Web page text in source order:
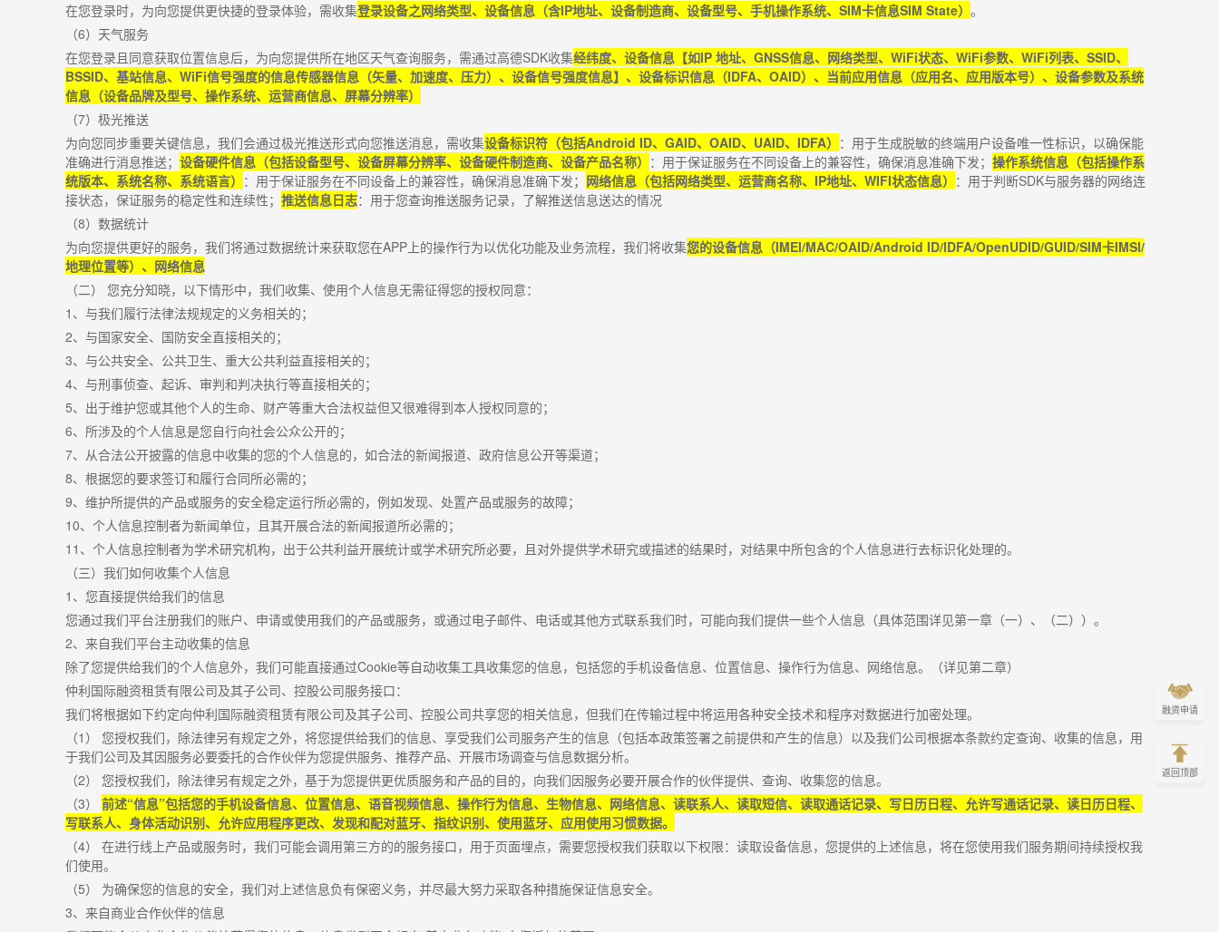
在您登录时，为向您提供更快捷的登录体验，需收集登录设备之网络类型、设备信息（含IP地址、设备制造商、设备型号、手机操作系统、 SIM卡信息SIM State） 。
（6）天气服务
在您登录且同意获取位置信息后，为向您提供所在地区天气查询服务，需通过高德SDK收集经纬度、设备信息【如IP 地址、 GNSS信息、网络类型、 WiFi状态、 WiFi参数、 WiFi列表、 SSID、
BSSID、基站信息、 WiFi信号强度的信息传感器信息（矢量、加速度、压力）、设备信号强度信息】、设备标识信息（IDFA、 OAID）、当前应用信息（应用名、应用版本号）、设备参数及系统
信息（设备品牌及型号、操作系统、运营商信息、屏幕分辨率）
（7）极光推送
为向您同步重要关键信息，我们会通过极光推送形式向您推送消息，需收集设备标识符（包括Android ID、 GAID、 OAID、 UAID、 IDFA） ：用于生成脱敏的终端用户设备唯一性标识，以确保能
准确进行消息推送； 设备硬件信息（包括设备型号、设备屏幕分辨率、设备硬件制造商、设备产品名称） ：用于保证服务在不同设备上的兼容性，确保消息准确下发； 操作系统信息（包括操作系
统版本、系统名称、系统语言） ：用于保证服务在不同设备上的兼容性，确保消息准确下发； 网络信息（包括网络类型、运营商名称、 IP地址、 WIFI状态信息） ：用于判断SDK与服务器的网络连
接状态，保证服务的稳定性和连续性； 推送信息日志：用于您查询推送服务记录，了解推送信息送达的情况
（8）数据统计
为向您提供更好的服务，我们将通过数据统计来获取您在APP 上的操作行为以优化功能及业务流程，我们将收集您的设备信息（IMEI/MAC/OAID/Android ID/IDFA/OpenUDID/GUID/SIM卡IMSI/
地理位置等）、网络信息
（二） 您充分知晓，以下情形中，我们收集、使用个人信息无需征得您的授权同意：
1 、与我们履行法律法规规定的义务相关的；
2、与国家安全、国防安全直接相关的；
3、与公共安全、公共卫生、重大公共利益直接相关的；
4、与刑事侦查、起诉、审判和判决执行等直接相关的；
5、出于维护您或其他个人的生命、财产等重大合法权益但又很难得到本人授权同意的；
6、所涉及的个人信息是您自行向社会公众公开的；
7、从合法公开披露的信息中收集的您的个人信息的，如合法的新闻报道、政府信息公开等渠道；
8、根据您的要求签订和履行合同所必需的；
9、维护所提供的产品或服务的安全稳定运行所必需的，例如发现、处置产品或服务的故障；
10、个人信息控制者为新闻单位，且其开展合法的新闻报道所必需的；
11 、个人信息控制者为学术研究机构，出于公共利益开展统计或学术研究所必要，且对外提供学术研究或描述的结果时，对结果中所包含的个人信息进行去标识化处理的。
（三）我们如何收集个人信息
1 、您直接提供给我们的信息
您通过我们平台注册我们的账户、申请或使用我们的产品或服务，或通过电子邮件、电话或其他方式联系我们时，可能向我们提供一些个人信息（具体范围详见第一章（一）、（二））。
2、来自我们平台主动收集的信息
除了您提供给我们的个人信息外，我们可能直接通过Cookie等自动收集工具收集您的信息，包括您的手机设备信息、位置信息、操作行为信息、网络信息。（详见第二章）
仲利国际融资租赁有限公司及其子公司、控股公司服务接口：
我们将根据如下约定向仲利国际融资租赁有限公司及其子公司、控股公司共享您的相关信息，但我们在传输过程中将运用各种安全技术和程序对数据进行加密处理。
（1 ） 您授权我们，除法律另有规定之外，将您提供给我们的信息、享受我们公司服务产生的信息（包括本政策签署之前提供和产生的信息）以及我们公司根据本条款约定查询、收集的信息，用
于我们公司及其因服务必要委托的合作伙伴为您提供服务、推荐产品、开展市场调查与信息数据分析。
（2） 您授权我们，除法律另有规定之外，基于为您提供更优质服务和产品的目的，向我们因服务必要开展合作的伙伴提供、查询、收集您的信息。
（3） 前述“信息”包括您的手机设备信息、位置信息、语音视频信息、操作行为信息、生物信息、网络信息、读联系人、读取短信、读取通话记录、写日历日程、允许写通话记录、读日历日程、
写联系人、身体活动识别、允许应用程序更改、发现和配对蓝牙、指纹识别、使用蓝牙、应用使用习惯数据。
（4） 在进行线上产品或服务时，我们可能会调用第三方的的服务接口，用于页面埋点，需要您授权我们获取以下权限：读取设备信息，您提供的上述信息，将在您使用我们服务期间持续授权我
们使用。
（5） 为确保您的信息的安全，我们对上述信息负有保密义务，并尽最大努力采取各种措施保证信息安全。
3、来自商业合作伙伴的信息
融资申请
返回顶部